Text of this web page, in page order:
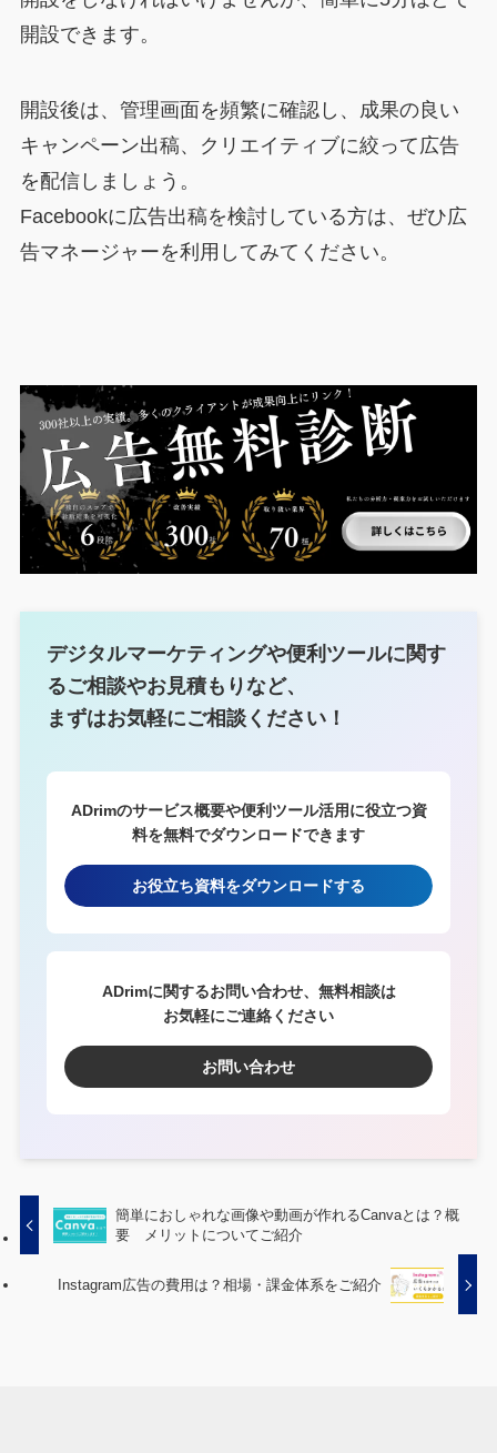
開設できます。
開設後は、管理画面を頻繁に確認し、成果の良い
キャンペーン出稿、クリエイティブに絞って広告
を配信しましょう。
Facebookに広告出稿を検討している方は、ぜひ広
告マネージャーを利用してみてください。
デジタルマーケティングや便利ツールに関す
るご相談やお見積もりなど、
まずはお気軽にご相談ください！
ADrimのサービス概要や便利ツール活用に役立つ資
料を無料でダウンロードできます
お役立ち資料をダウンロードする
ADrimに関するお問い合わせ、無料相談は
お気軽にご連絡ください
お問い合わせ
簡単におしゃれな画像や動画が作れるCanvaとは？概
要 メリットについてご紹介
Instagram広告の費用は？相場・課金体系をご紹介